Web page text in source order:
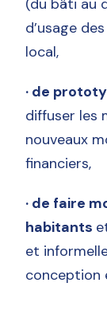
d’usage
local,
· de
diffuser les
nouveaux
financiers,
· de faire
habitants
et
conception